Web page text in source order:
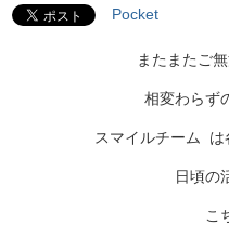
Pocket
またまたご
相変わらず
スマイルチーム は
日頃の
こ